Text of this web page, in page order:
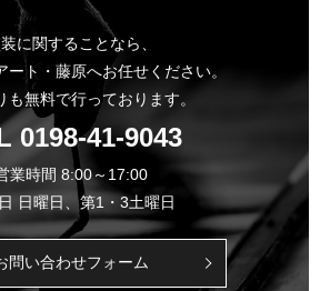
に関することなら、
ート・藤原へお任せください。
も無料で行っております。
0198-41-9043
業時間 8:00～17:00
日曜日、第1・3土曜日
問い合わせフォーム